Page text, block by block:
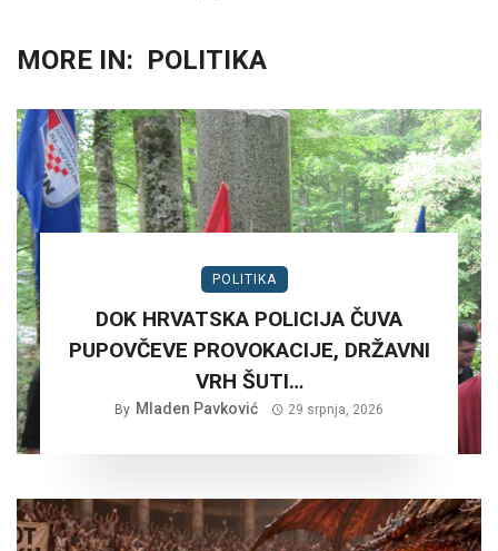
MORE IN: POLITIKA
POLITIKA
DOK HRVATSKA POLICIJA ČUVA
PUPOVČEVE PROVOKACIJE, DRŽAVNI
VRH ŠUTI…
By Mladen Pavković 29 srpnja, 2026